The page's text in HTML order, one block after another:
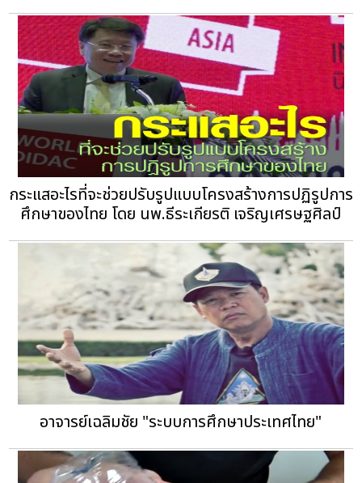
กระแสอะไรที่จะช่วยปรับรูปแบบโครงสร้างการปฏิรูปการ
ศึกษาของไทย โดย นพ.ธีระเกียรติ เจริญเศรษฐศิลป์
อาจารย์เฉลิมชัย "ระบบการศึกษาประเทศไทย"